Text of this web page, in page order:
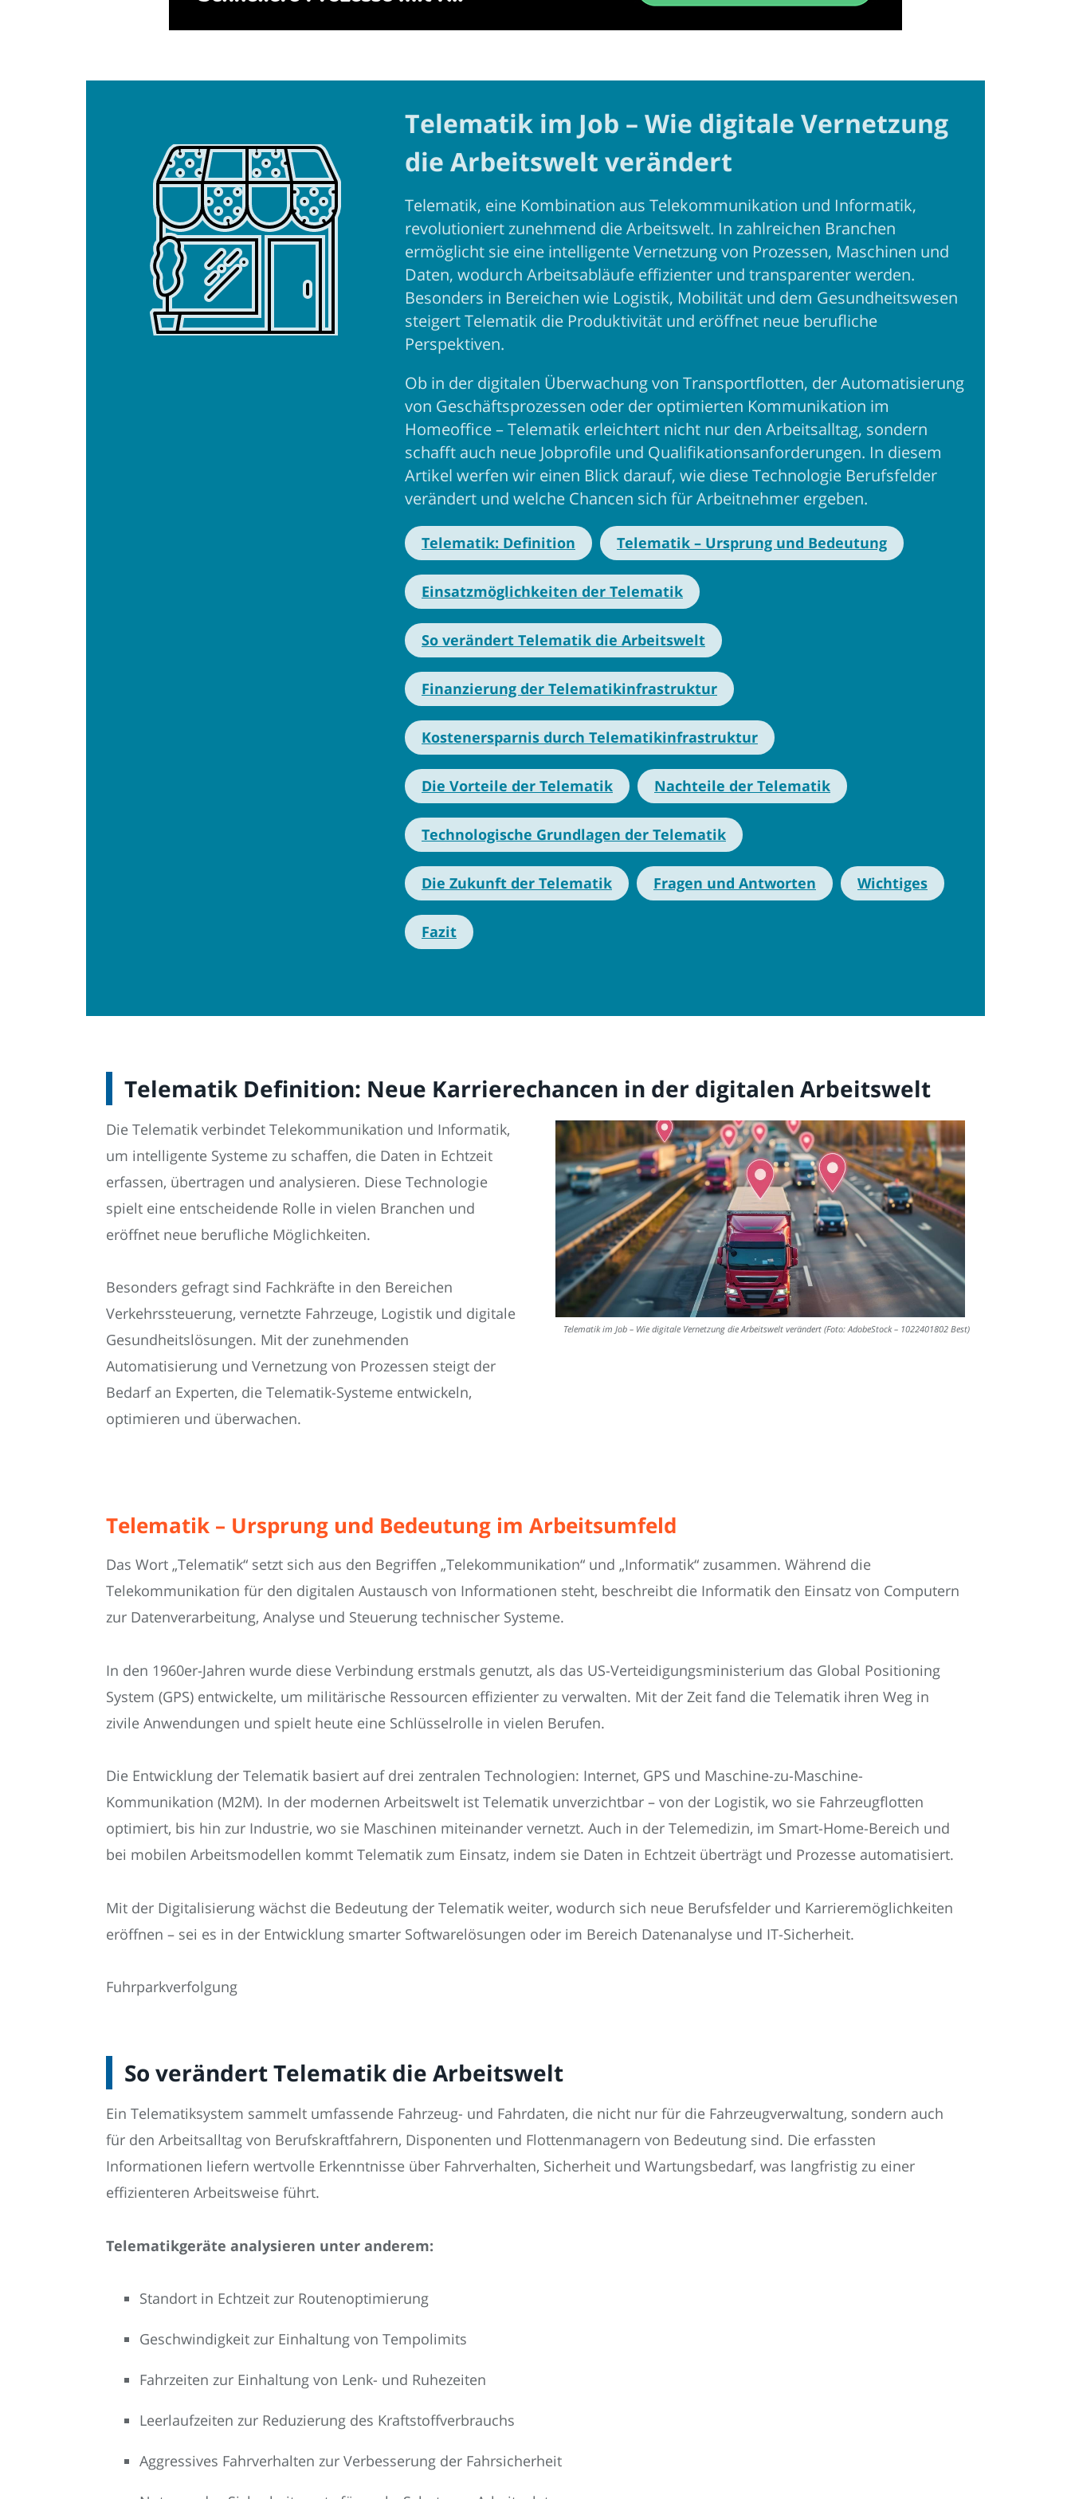
Telematik im Job – Wie digitale Vernetzung
die Arbeitswelt verändert
Telematik, eine Kombination aus Telekommunikation und Informatik,
revolutioniert zunehmend die Arbeitswelt. In zahlreichen Branchen
ermöglicht sie eine intelligente Vernetzung von Prozessen, Maschinen und
Daten, wodurch Arbeitsabläufe effizienter und transparenter werden.
Besonders in Bereichen wie Logistik, Mobilität und dem Gesundheitswesen
steigert Telematik die Produktivität und eröffnet neue berufliche
Perspektiven.
Ob in der digitalen Überwachung von Transportflotten, der Automatisierung
von Geschäftsprozessen oder der optimierten Kommunikation im
Homeoffice – Telematik erleichtert nicht nur den Arbeitsalltag, sondern
schafft auch neue Jobprofile und Qualifikationsanforderungen. In diesem
Artikel werfen wir einen Blick darauf, wie diese Technologie Berufsfelder
verändert und welche Chancen sich für Arbeitnehmer ergeben.
Telematik: Definition Telematik – Ursprung und Bedeutung
Einsatzmöglichkeiten der Telematik
So verändert Telematik die Arbeitswelt
Finanzierung der Telematikinfrastruktur
Kostenersparnis durch Telematikinfrastruktur
Die Vorteile der Telematik Nachteile der Telematik
Technologische Grundlagen der Telematik
Die Zukunft der Telematik Fragen und Antworten Wichtiges
Fazit
Telematik Definition: Neue Karrierechancen in der digitalen Arbeitswelt
Die Telematik verbindet Telekommunikation und Informatik,
um intelligente Systeme zu schaffen, die Daten in Echtzeit
erfassen, übertragen und analysieren. Diese Technologie
spielt eine entscheidende Rolle in vielen Branchen und
eröffnet neue berufliche Möglichkeiten.
Besonders gefragt sind Fachkräfte in den Bereichen
Verkehrssteuerung, vernetzte Fahrzeuge, Logistik und digitale
Gesundheitslösungen. Mit der zunehmenden
Automatisierung und Vernetzung von Prozessen steigt der
Bedarf an Experten, die Telematik-Systeme entwickeln,
optimieren und überwachen.
Telematik im Job – Wie digitale Vernetzung die Arbeitswelt verändert (Foto: AdobeStock – 1022401802 Best)
Telematik – Ursprung und Bedeutung im Arbeitsumfeld
Das Wort „Telematik“ setzt sich aus den Begriffen „Telekommunikation“ und „Informatik“ zusammen. Während die
Telekommunikation für den digitalen Austausch von Informationen steht, beschreibt die Informatik den Einsatz von Computern
zur Datenverarbeitung, Analyse und Steuerung technischer Systeme.
In den 1960er-Jahren wurde diese Verbindung erstmals genutzt, als das US-Verteidigungsministerium das Global Positioning
System (GPS) entwickelte, um militärische Ressourcen effizienter zu verwalten. Mit der Zeit fand die Telematik ihren Weg in
zivile Anwendungen und spielt heute eine Schlüsselrolle in vielen Berufen.
Die Entwicklung der Telematik basiert auf drei zentralen Technologien: Internet, GPS und Maschine-zu-Maschine-
Kommunikation (M2M). In der modernen Arbeitswelt ist Telematik unverzichtbar – von der Logistik, wo sie Fahrzeugflotten
optimiert, bis hin zur Industrie, wo sie Maschinen miteinander vernetzt. Auch in der Telemedizin, im Smart-Home-Bereich und
bei mobilen Arbeitsmodellen kommt Telematik zum Einsatz, indem sie Daten in Echtzeit überträgt und Prozesse automatisiert.
Mit der Digitalisierung wächst die Bedeutung der Telematik weiter, wodurch sich neue Berufsfelder und Karrieremöglichkeiten
eröffnen – sei es in der Entwicklung smarter Softwarelösungen oder im Bereich Datenanalyse und IT-Sicherheit.
Fuhrparkverfolgung
So verändert Telematik die Arbeitswelt
Ein Telematiksystem sammelt umfassende Fahrzeug- und Fahrdaten, die nicht nur für die Fahrzeugverwaltung, sondern auch
für den Arbeitsalltag von Berufskraftfahrern, Disponenten und Flottenmanagern von Bedeutung sind. Die erfassten
Informationen liefern wertvolle Erkenntnisse über Fahrverhalten, Sicherheit und Wartungsbedarf, was langfristig zu einer
effizienteren Arbeitsweise führt.
Telematikgeräte analysieren unter anderem:
Standort in Echtzeit zur Routenoptimierung
Geschwindigkeit zur Einhaltung von Tempolimits
Fahrzeiten zur Einhaltung von Lenk- und Ruhezeiten
Leerlaufzeiten zur Reduzierung des Kraftstoffverbrauchs
Aggressives Fahrverhalten zur Verbesserung der Fahrsicherheit